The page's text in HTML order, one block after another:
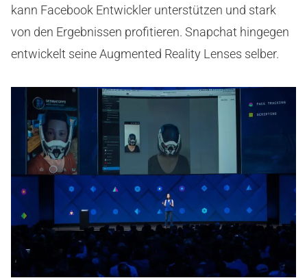
kann Facebook Entwickler unterstützen und stark
von den Ergebnissen profitieren. Snapchat hingegen
entwickelt seine Augmented Reality Lenses selber.